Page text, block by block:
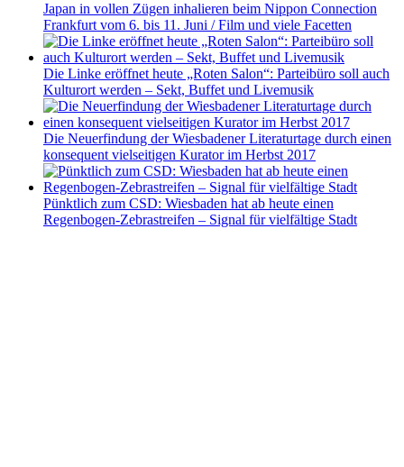
Japan in vollen Zügen inhalieren beim Nippon Connection
Frankfurt vom 6. bis 11. Juni / Film und viele Facetten
Die Linke eröffnet heute „Roten Salon“: Parteibüro soll auch
Kulturort werden – Sekt, Buffet und Livemusik
Die Neuerfindung der Wiesbadener Literaturtage durch einen
konsequent vielseitigen Kurator im Herbst 2017
Pünktlich zum CSD: Wiesbaden hat ab heute einen
Regenbogen-Zebrastreifen – Signal für vielfältige Stadt